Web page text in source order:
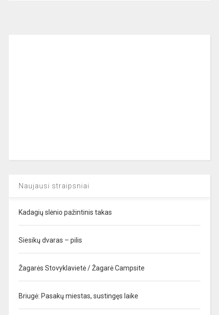
Naujausi straipsniai
Kadagių slėnio pažintinis takas
Siesikų dvaras – pilis
Žagarės Stovyklavietė / Žagarė Campsite
Briugė: Pasakų miestas, sustingęs laike